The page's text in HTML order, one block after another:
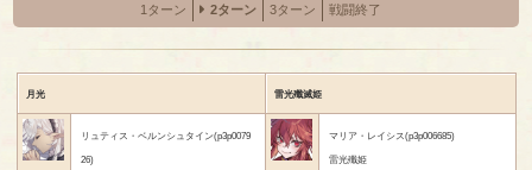
1ターン 2ターン 3ターン 戦闘終了
月光 雷光殲滅姫
リュティス・ベルンシュタイン(p3p0079
26)
マリア・レイシス(p3p006685)
雷光殲姫